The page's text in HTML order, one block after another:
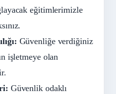
eğitimlerimizle
Güvenliğe verdiğiniz
işletmeye olan
Güvenlik odaklı